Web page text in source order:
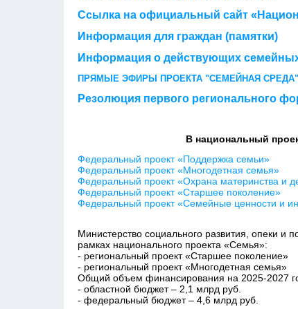
Ссылка на официальный сайт
Информация для граждан (памятки)
Информация о действующих семейных
ПРЯМЫЕ ЭФИРЫ ПРОЕКТА "СЕМЕЙНАЯ СРЕДА"
Резолюция первого регионального
В национальный
Федеральный проект «Поддержка семьи»
Федеральный проект «Многодетная семья»
Федеральный проект «Охрана материнства и
Федеральный проект «Старшее поколение»
Федеральный проект «Cемейные ценности и
Министерство социального развития, опеки и
рамках национального проекта «Семья»:
- региональный проект «Старшее поколение»
- региональный проект «Многодетная семья»
Общий объем финансирования на 2025-2027
- областной бюджет – 2,1 млрд руб.
- федеральный бюджет – 4,6 млрд руб.